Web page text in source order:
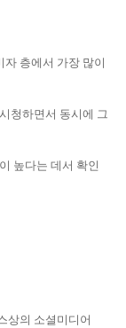
층에서 가장 많이
청하면서 동시에 그
높다는 데서 확인
상의 소셜미디어